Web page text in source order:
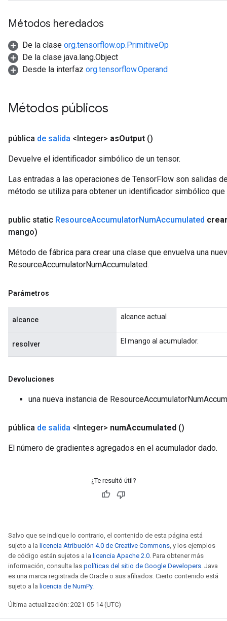
Métodos heredados
De la clase org.tensorflow.op.PrimitiveOp
De la clase java.lang.Object
Desde la interfaz org.tensorflow.Operand
Métodos públicos
pública de salida <Integer> asOutput ()
Devuelve el identificador simbólico de un tensor.
Las entradas a las operaciones de TensorFlow son salidas
método se utiliza para obtener un identificador simbólico
public static ResourceAccumulatorNumAccumulated
mango)
Método de fábrica para crear una clase que envuelva una
ResourceAccumulatorNumAccumulated.
Parámetros
alcance alcance actual
resolver El mango al acumulador.
Devoluciones
una nueva instancia de
pública de salida <Integer> numAccumulated ()
El número de gradientes agregados en el acumulador dado.
¿Te resultó útil?
Salvo que se indique lo contrario, el contenido de esta página está
sujeto a la licencia Atribución 4.0 de Creative Commons, y los ejemplos
de código están sujetos a la licencia Apache 2.0. Para obtener más
información, consulta las políticas del sitio de Google Developers. Java
es una marca registrada de Oracle o sus afiliados. Cierto contenido está
sujeto a la licencia de NumPy.
Última actualización: 2021-05-14 (UTC)